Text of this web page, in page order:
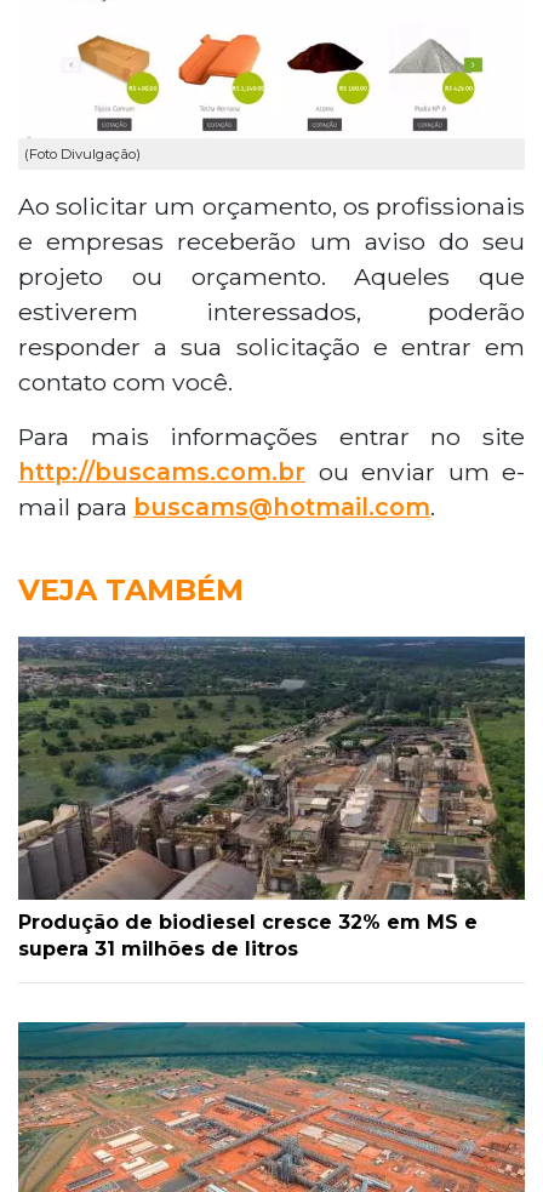
(Foto Divulgação)
Ao solicitar um orçamento, os profissionais
e empresas receberão um aviso do seu
projeto ou orçamento. Aqueles que
estiverem interessados, poderão
responder a sua solicitação e entrar em
contato com você.
Para mais informações entrar no site
http://buscams.com.br ou enviar um e-
mail para buscams@hotmail.com.
VEJA TAMBÉM
Produção de biodiesel cresce 32% em MS e
supera 31 milhões de litros